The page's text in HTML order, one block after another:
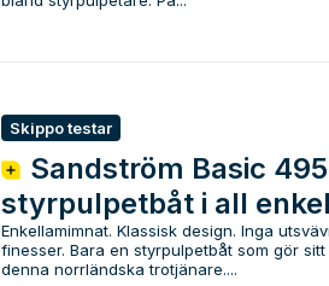
Skippo testar
Sandström Basic
styrpulpetbåt i all
Enkellamimnat. Klassisk design. Inga
finesser. Bara en styrpulpetbåt som gör
denna norrländska trotjänare....